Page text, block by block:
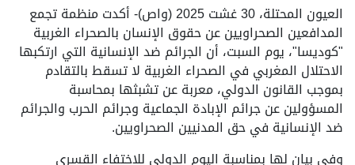
العيون المحتلة، 30 غشت 2025 (واص)- أكدت منظمة تجمع
المدافعين الصحراويين عن حقوق الإنسان بالصحراء الغربية
"كوديسا"، يوم السبت، أن الجرائم ضد الإنسانية التي ارتكبها
الاحتلال المغربي في الصحراء الغربية لا تسقط بالتقادم
بموجب القانون الدولي، معربة عن تشبثها بمحاسبة
المسؤولين عن جرائم الإبادة الجماعية وجرائم الحرب والجرائم
ضد الإنسانية في حق المدنيين الصحراويين.
وفي بيان لها بمناسبة اليوم الدولي للاختفاء القسري